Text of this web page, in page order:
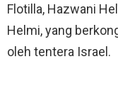
Flotilla, Hazwani
Helmi, yang
oleh tentera Israel.